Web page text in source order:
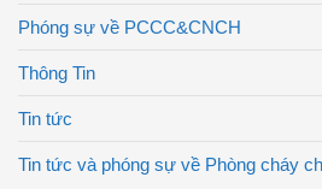
Phóng sự về PCCC&CNCH
Thông Tin
Tin tức
Tin tức và phóng sự về Phòng cháy